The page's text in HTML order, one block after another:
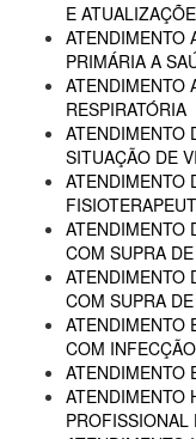
E
ATENDIMENTO
PRIMÁRIA A
ATENDIMENTO
RESPIRATÓRIA
ATENDIMENTO
SITUAÇÃO DE
ATENDIMENTO
ATENDIMENTO
COM SUPRA
ATENDIMENTO
COM SUPRA
ATENDIMENTO
COM
ATENDIMENTO
ATENDIMENTO
PROFISSIONAL